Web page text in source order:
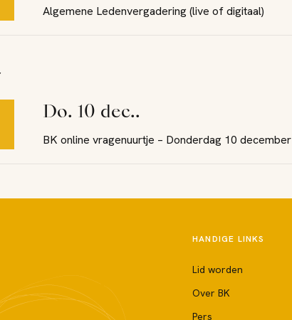
Algemene Ledenvergadering (live of digitaal)
do. 10 dec..
BK online vragenuurtje – Donderdag 10 december
HANDIGE LINKS
Lid worden
Over BK
Pers